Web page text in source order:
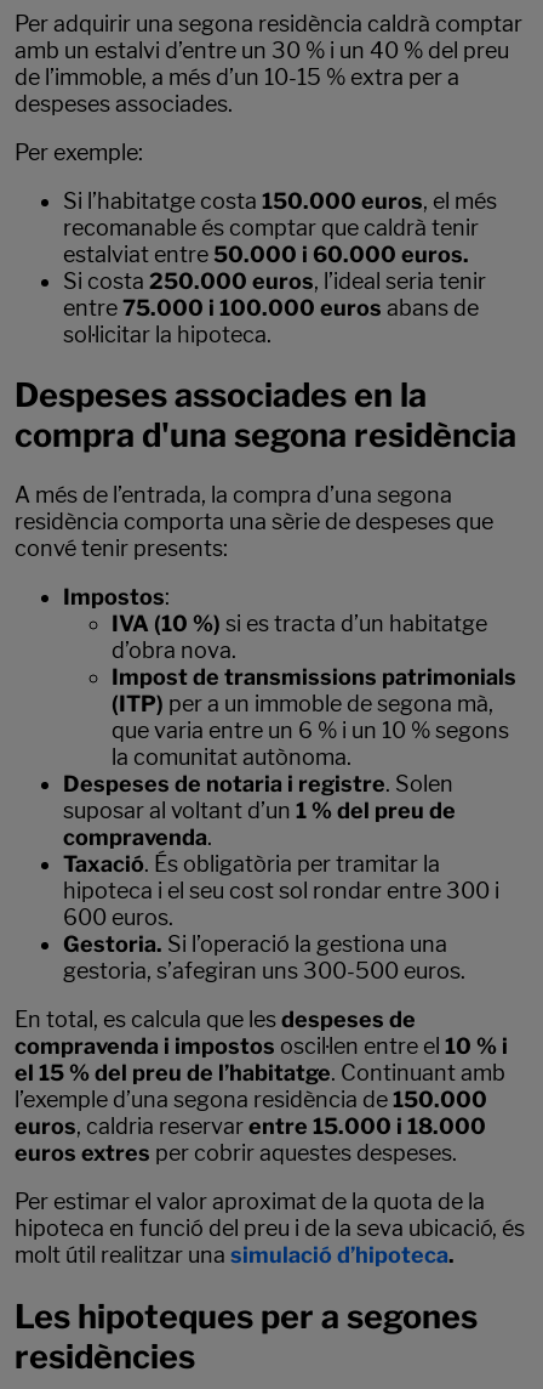
Per adquirir una segona residència caldrà comptar
amb un estalvi d’entre un 30 % i un 40 % del preu
de l’immoble, a més d’un 10-15 % extra per a
despeses associades.
Per exemple:
Si l’habitatge costa 150.000 euros, el més
recomanable és comptar que caldrà tenir
estalviat entre50.000 i 60.000 euros.
Si costa 250.000 euros, l’ideal seria tenir
entre75.000 i 100.000 euros abans de
sol·licitar la hipoteca.
Despeses associades en la
compra d'una segona residència
A més de l’entrada, la compra d’una segona
residència comporta una sèrie de despeses que
convé tenir presents:
Impostos:
IVA (10 %) si es tracta d’un habitatge
d’obra nova.
Impost de transmissions patrimonials
(ITP) per a un immoble de segona mà,
que varia entre un 6 % i un 10 % segons
la comunitat autònoma.
Despeses de notaria i registre. Solen
suposar al voltant d’un 1 % del preu de
compravenda.
Taxació. És obligatòria per tramitar la
hipoteca i el seu cost sol rondar entre 300 i
600 euros.
Gestoria. Si l’operació la gestiona una
gestoria, s’afegiran uns 300-500 euros.
En total, es calcula que lesdespeses de
compravenda i impostos oscil·len entre el 10 % i
el 15 % del preu de l’habitatge. Continuant amb
l’exemple d’una segona residència de150.000
euros, caldria reservarentre 15.000 i 18.000
euros extres per cobrir aquestes despeses.
Per estimar el valor aproximat de la quota de la
hipoteca en funció del preu i de la seva ubicació, és
molt útil realitzar una simulació d’hipoteca.
Les hipoteques per a segones
residències